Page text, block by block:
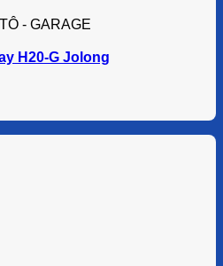
- GARAGE
H20-G Jolong